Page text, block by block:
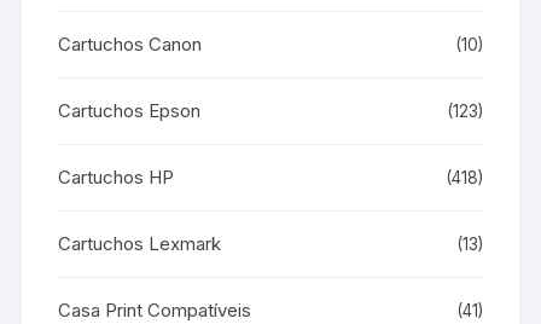
Cartuchos Canon (10)
Cartuchos Epson (123)
Cartuchos HP (418)
Cartuchos Lexmark (13)
Casa Print Compatíveis (41)